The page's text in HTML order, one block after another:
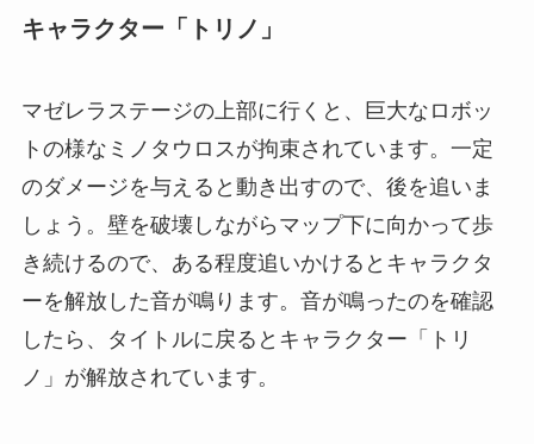
キャラクター「トリノ」
マゼレラステージの上部に行くと、巨大なロボッ
トの様なミノタウロスが拘束されています。一定
のダメージを与えると動き出すので、後を追いま
しょう。壁を破壊しながらマップ下に向かって歩
き続けるので、ある程度追いかけるとキャラクタ
ーを解放した音が鳴ります。音が鳴ったのを確認
したら、タイトルに戻るとキャラクター「トリ
ノ」が解放されています。